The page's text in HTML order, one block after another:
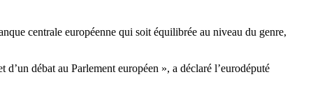
centrale européenne qui soit équilibrée au niveau du genre,
débat au Parlement européen », a déclaré l’eurodéputé